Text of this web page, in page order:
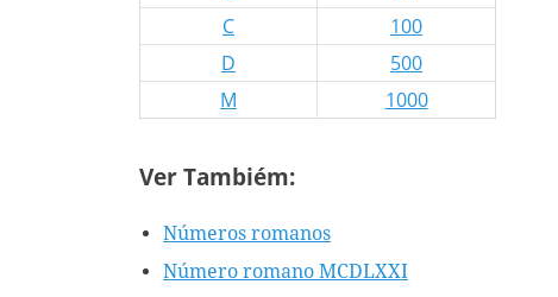
C
100
D
500
M
1000
Ver Tambiém:
Números romanos
Número romano MCDLXXI